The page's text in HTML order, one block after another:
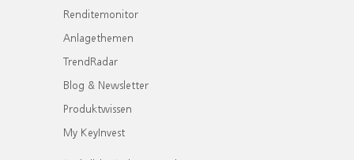
Renditemonitor
Anlagethemen
TrendRadar
Blog & Newsletter
Produktwissen
My KeyInvest